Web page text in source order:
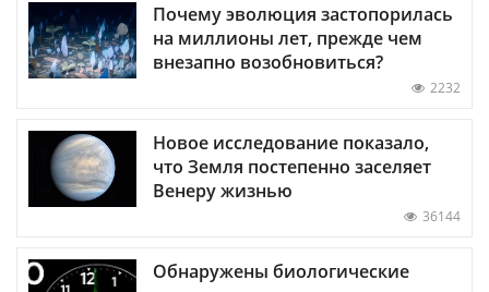
Почему эволюция застопорилась
на миллионы лет, прежде чем
внезапно возобновиться?
2232
Новое исследование показало,
что Земля постепенно заселяет
Венеру жизнью
36144
Обнаружены биологические